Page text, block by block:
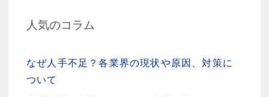
人気のコラム
なぜ人手不足？各業界の現状や原因、対策に
ついて